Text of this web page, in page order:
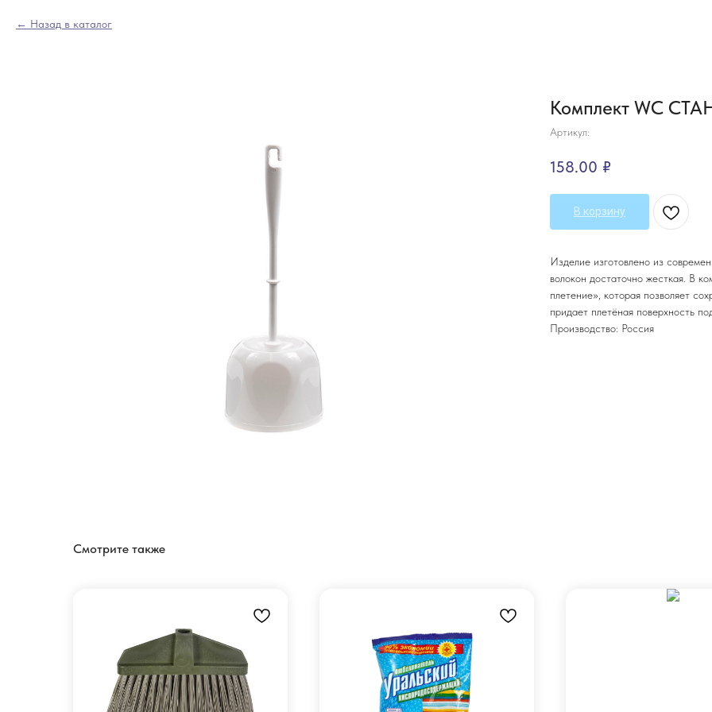
Назад в каталог
Комплект WC
Артикул:
158.00 ₽
В корзину
Изделие изготовлено из
волокон достаточно жесткая. В
плетение», которая позволяет
придает плетёная поверхность
Производство: Россия
Смотрите также